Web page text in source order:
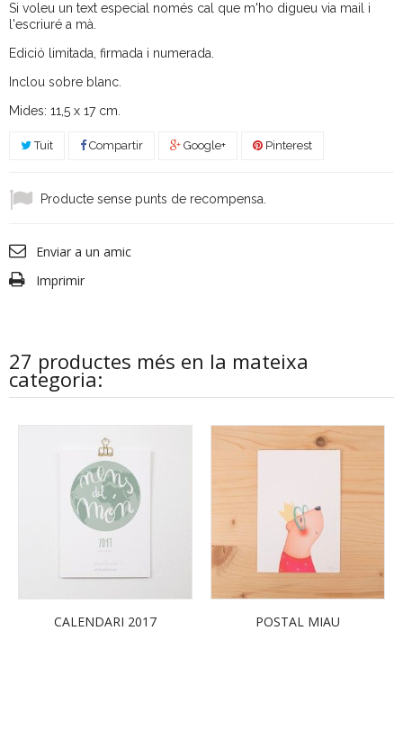
Si voleu un text especial només cal que m'ho digueu via mail i
l'escriuré a mà.
Edició limitada, firmada i numerada.
Inclou sobre blanc.
Mides: 11,5 x 17 cm.
Tuit Compartir Google+ Pinterest
Producte sense punts de recompensa.
Enviar a un amic
Imprimir
27 productes més en la mateixa
categoria:
CALENDARI 2017 POSTAL MIAU